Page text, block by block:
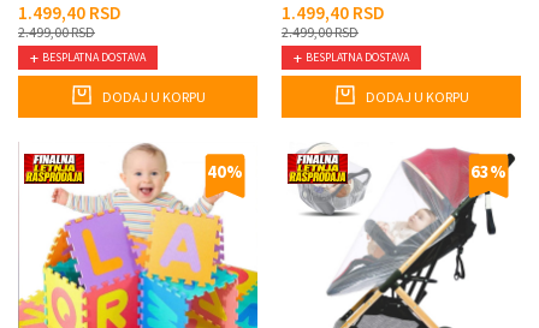
1.499,40 RSD
2.499,00RSD
BESPLATNA DOSTAVA
DODAJ U KORPU
1.499,40 RSD
2.499,00RSD
BESPLATNA DOSTAVA
DODAJ U KORPU
40% 63%